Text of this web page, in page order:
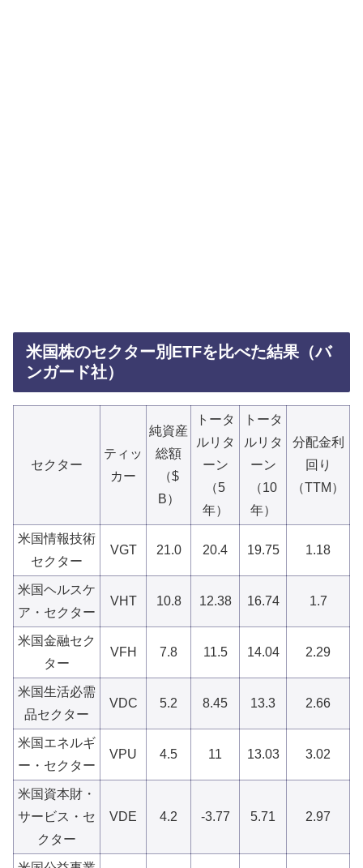
米国株のセクター別ETFを比べた結果（バ
ンガード社）
セクター
ティッ
カー
純資産
総額
（$
B）
トータ
ルリタ
ーン
（5
年）
トータ
ルリタ
ーン
（10
年）
分配金利
回り
（TTM）
米国情報技術
セクター
VGT 21.0 20.4 19.75 1.18
米国ヘルスケ
ア・セクター
VHT 10.8 12.38 16.74 1.7
米国金融セク
ター
VFH 7.8 11.5 14.04 2.29
米国生活必需
品セクター
VDC 5.2 8.45 13.3 2.66
米国エネルギ
ー・セクター
VPU 4.5 11 13.03 3.02
米国資本財・
サービス・セ
クター
VDE 4.2 -3.77 5.71 2.97